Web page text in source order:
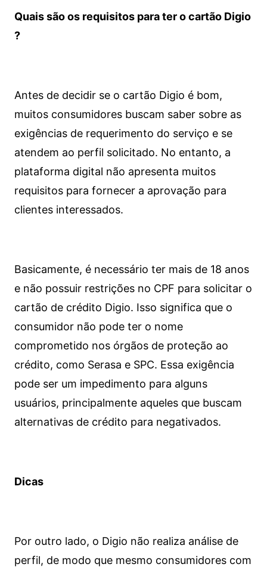
Quais são os requisitos para ter o cartão Digio
?
Antes de decidir se o cartão Digio é bom,
muitos consumidores buscam saber sobre as
exigências de requerimento do serviço e se
atendem ao perfil solicitado. No entanto, a
plataforma digital não apresenta muitos
requisitos para fornecer a aprovação para
clientes interessados.
Basicamente, é necessário ter mais de 18 anos
e não possuir restrições no CPF para solicitar o
cartão de crédito Digio. Isso significa que o
consumidor não pode ter o nome
comprometido nos órgãos de proteção ao
crédito, como Serasa e SPC. Essa exigência
pode ser um impedimento para alguns
usuários, principalmente aqueles que buscam
alternativas de crédito para negativados.
Dicas
Por outro lado, o Digio não realiza análise de
perfil, de modo que mesmo consumidores com